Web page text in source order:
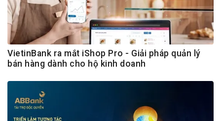
VietinBank ra mắt iShop Pro - Giải pháp quản lý
bán hàng dành cho hộ kinh doanh